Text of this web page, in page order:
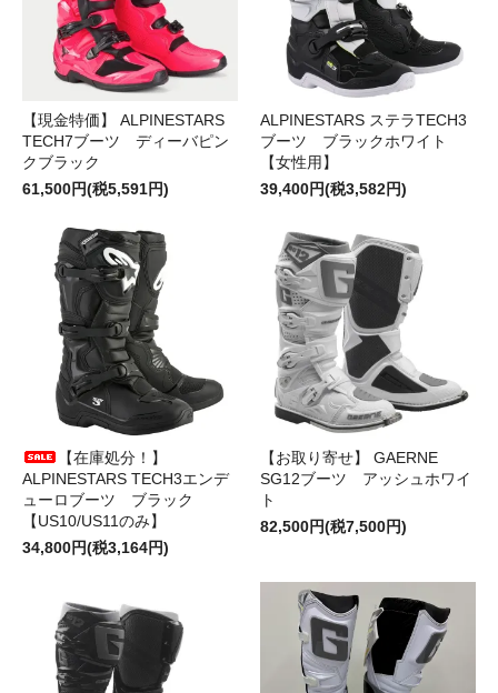
【現金特価】 ALPINESTARS
TECH7ブーツ ディーバピン
クブラック
61,500円(税5,591円)
ALPINESTARS ステラTECH3
ブーツ ブラックホワイト
【女性用】
39,400円(税3,582円)
【在庫処分！】
ALPINESTARS TECH3エンデ
ューロブーツ ブラック
【US10/US11のみ】
34,800円(税3,164円)
【お取り寄せ】 GAERNE
SG12ブーツ アッシュホワイ
ト
82,500円(税7,500円)